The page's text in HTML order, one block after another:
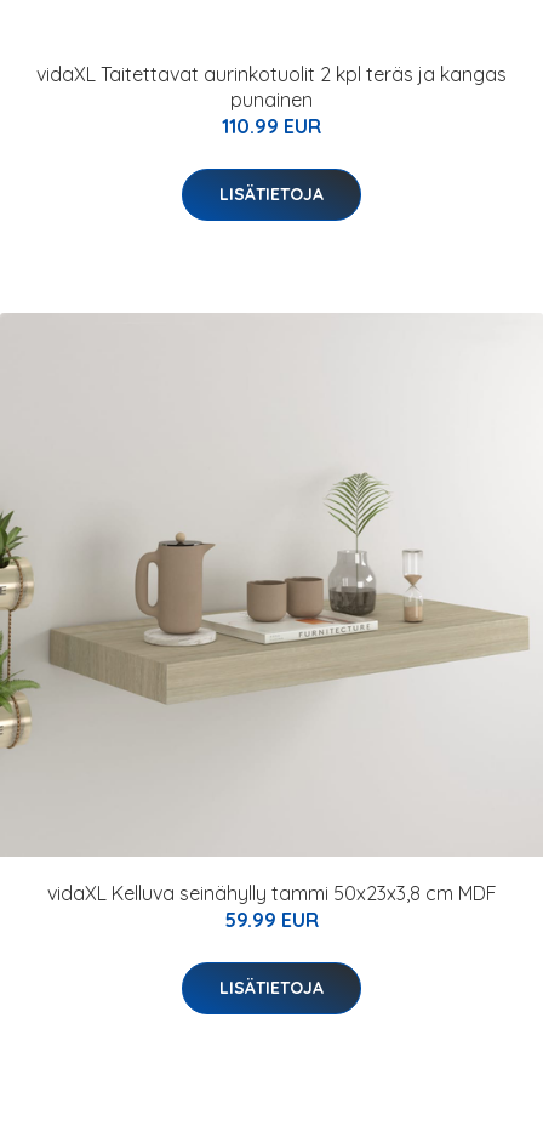
vidaXL Taitettavat aurinkotuolit 2 kpl teräs ja kangas
punainen
110.99 EUR
LISÄTIETOJA
vidaXL Kelluva seinähylly tammi 50x23x3,8 cm MDF
59.99 EUR
LISÄTIETOJA